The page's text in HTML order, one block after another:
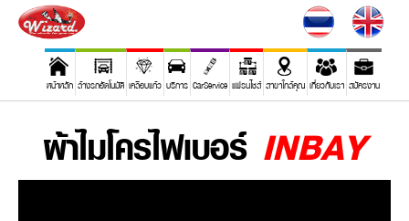
หน้าหลัก ล้างรถอัตโนมัติ เคลือบแก้ว บริการ CarService แฟรนไชส์ สาขาใกล้คุณ เกี่ยวกับเรา สมัครงาน
ผ้าไมโครไฟเบอร์ INBAY